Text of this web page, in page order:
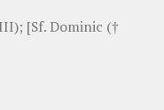
[Sf. Dominic (†